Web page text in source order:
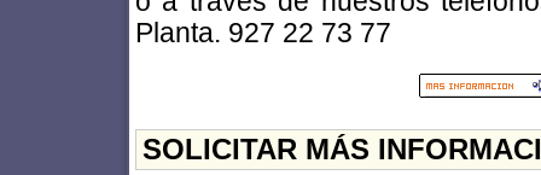
Planta. 927 22 73 77
SOLICITAR MÁS